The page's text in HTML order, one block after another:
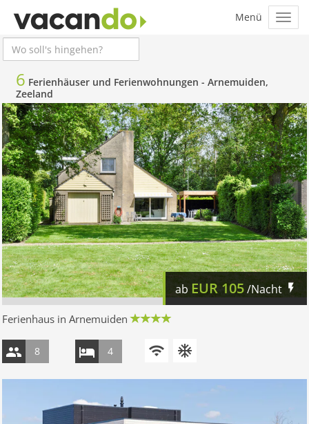
6 Ferienhäuser und Ferienwohnungen - Arnemuiden,
Zeeland
ab EUR 105/Nacht
Ferienhaus in Arnemuiden
8 4